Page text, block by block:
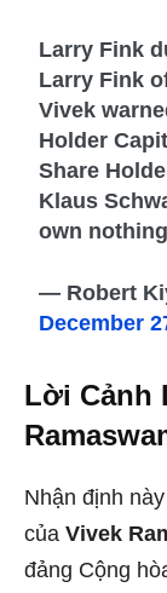
Larry Fink
Larry Fink
Vivek
Holder
Share
Klaus
own
— Robert
December
Lời Cảnh
Nhận định
của Vivek
đảng Cộng